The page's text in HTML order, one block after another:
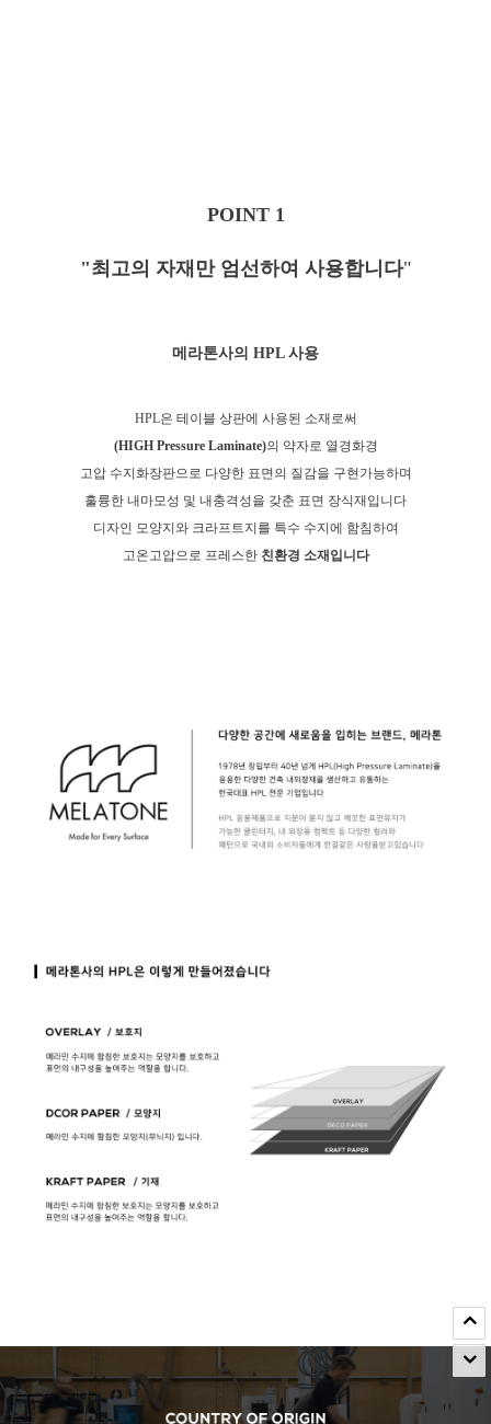
POINT 1
"최고의 자재만 엄선하여 사용합니다"
메라톤사의 HPL 사용
HPL은 테이블 상판에 사용된 소재로써
(HIGH Pressure Laminate)의 약자로 열경화경
고압 수지화장판으로 다양한 표면의 질감을 구현가능하며
훌륭한 내마모성 및 내충격성을 갖춘 표면 장식재입니다
디자인 모양지와 크라프트지를 특수 수지에 함침하여
고온고압으로 프레스한 친환경 소재입니다